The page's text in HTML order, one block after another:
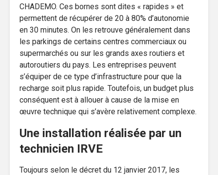
CHADEMO. Ces bornes sont dites « rapides » et
permettent de récupérer de 20 à 80% d’autonomie
en 30 minutes. On les retrouve généralement dans
les parkings de certains centres commerciaux ou
supermarchés ou sur les grands axes routiers et
autoroutiers du pays. Les entreprises peuvent
s’équiper de ce type d’infrastructure pour que la
recharge soit plus rapide. Toutefois, un budget plus
conséquent est à allouer à cause de la mise en
œuvre technique qui s’avère relativement complexe.
Une installation réalisée par un
technicien IRVE
Toujours selon le décret du 12 janvier 2017, les